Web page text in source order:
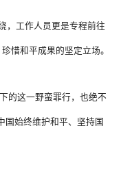
，工作人员更是专程前往
惜和平成果的坚定立场。
的这一野蛮罪行，也绝不
国始终维护和平、坚持国